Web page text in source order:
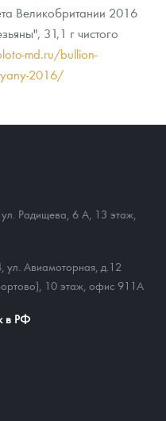
Великобритании 2016
31,1 г чистого
md.ru/bullion-
2016/
ул. Радищева, 6 А, 13 этаж,
ул. Авиамоторная, д.12
10 этаж, офис 911А
в РФ